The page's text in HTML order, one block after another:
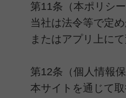
第11条（本ポリシー
当社は法令等で定
またはアプリ上に
第12条（個人情報
本サイトを通じて